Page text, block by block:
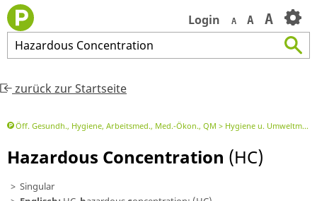
Login A A A
Hazardous Concentration
zurück zur Startseite
Öff. Gesundh., Hygiene, Arbeitsmed., Med.-Ökon., QM Hygiene u. Umweltmedizin
Hazardous Concentration (HC)
Singular